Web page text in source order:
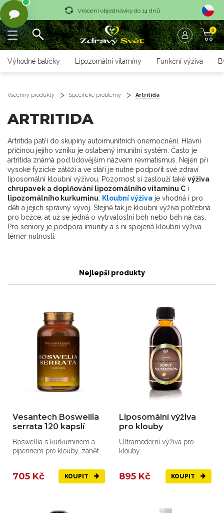
Vrácení objednávky do 14 dnů
Rychlé dodání <36 hodin
Rychlé dodání <36 hodin
0
Výhodné balíčky Lipozomální vitamíny Funkční výživa
Všechny produkty Specifické problémy Artritida
ARTRITIDA
Artritida patří do skupiny autoimunitních onemocnění. Hlavní
příčinou jejího vzniku je oslabený imunitní systém. Často je
artritida známá pod lidovějším názvem revmatismus. Nejen při
vysoké fyzické zátěži a ve stáří je nutné podpořit své zdraví
liposomální kloubní výživou. Pozornost si zaslouží také výživa
chrupavek a doplňování lipozomálního vitaminu C i
lipozomálního kurkuminu
Kloubní výživa je vhodná i pro
děti a jejich správný vývoj. Stejně tak je kloubní výživa potřebná
pro běžce, ať už se jedná o vytrvalostní běh nebo běh na čas.
Pro seniory je podpora imunity a s ní spojená kloubní výživa
téměř nutností.
Nejlepší produkty
Vesantech Boswellia
serrata 120 kapslí
Boswellia s kurkuminem a
piperinem pro klouby, záněty
705 Kč KOUPIT
Liposomální výživa
pro klouby
Ultramoderní výživa pro
klouby
895 Kč KOUPIT